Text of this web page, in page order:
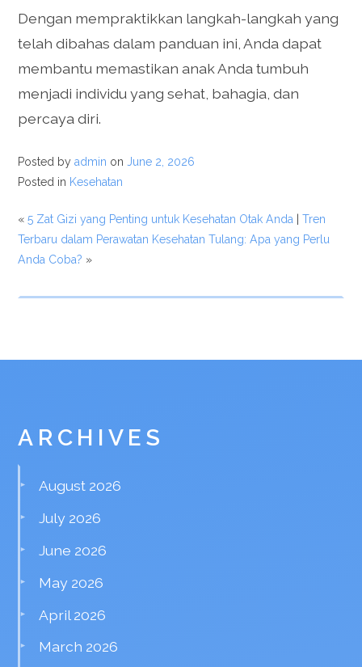
Dengan mempraktikkan langkah-langkah yang
telah dibahas dalam panduan ini, Anda dapat
membantu memastikan anak Anda tumbuh
menjadi individu yang sehat, bahagia, dan
percaya diri.
Posted byadmin onJune 2, 2026
Posted in Kesehatan
«5 Zat Gizi yang Penting untuk Kesehatan Otak Anda |Tren
Terbaru dalam Perawatan Kesehatan Tulang: Apa yang Perlu
Anda Coba? »
ARCHIVES
August 2026
July 2026
June 2026
May 2026
April 2026
March 2026